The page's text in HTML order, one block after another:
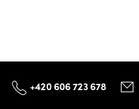
+420 606 723 678